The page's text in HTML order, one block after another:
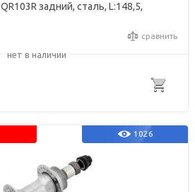
задний, сталь, L:148,5,
сравнить
нет в наличии
1026